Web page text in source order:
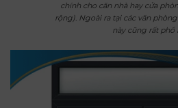
chính cho căn nhà hay cửa
rộng). Ngoài ra tại các văn
này cũng rất phổ